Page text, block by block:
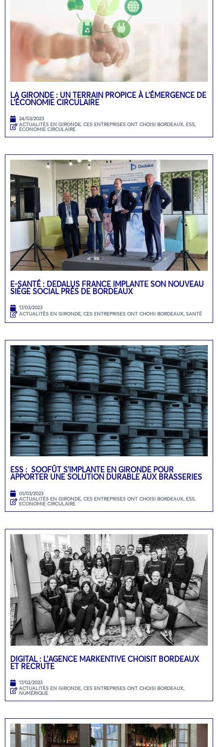
LA GIRONDE : UN TERRAIN PROPICE À L’ÉMERGENCE DE
L’ÉCONOMIE CIRCULAIRE
24/03/2023
ACTUALITÉS EN GIRONDE, CES ENTREPRISES ONT CHOISI BORDEAUX, ESS,
ECONOMIE CIRCULAIRE
E-SANTÉ : DEDALUS FRANCE IMPLANTE SON NOUVEAU
SIÈGE SOCIAL PRÈS DE BORDEAUX
17/03/2023
ACTUALITÉS EN GIRONDE, CES ENTREPRISES ONT CHOISI BORDEAUX, SANTÉ
ESS : SOOFÛT S’IMPLANTE EN GIRONDE POUR
APPORTER UNE SOLUTION DURABLE AUX BRASSERIES
01/03/2023
ACTUALITÉS EN GIRONDE, CES ENTREPRISES ONT CHOISI BORDEAUX, ESS,
ECONOMIE CIRCULAIRE
DIGITAL : L’AGENCE MARKENTIVE CHOISIT BORDEAUX
ET RECRUTE
17/02/2023
ACTUALITÉS EN GIRONDE, CES ENTREPRISES ONT CHOISI BORDEAUX,
NUMÉRIQUE